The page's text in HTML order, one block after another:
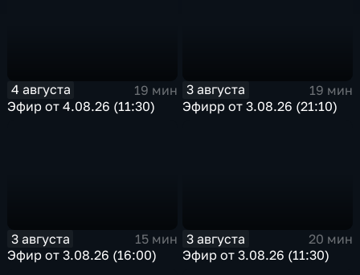
4 августа
19 мин
Эфир от 4.08.26 (11:30)
3 августа
19 мин
Эфирр от 3.08.26 (21:10)
3 августа
15 мин
Эфир от 3.08.26 (16:00)
3 августа
20 мин
Эфир от 3.08.26 (11:30)